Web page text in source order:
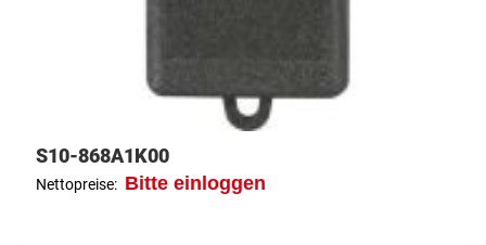
S10-868A1K00
Nettopreise: Bitte einloggen